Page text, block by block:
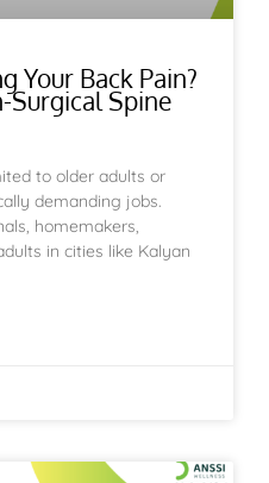
Your Back Pain?
Surgical Spine
to older adults or
demanding jobs.
homemakers,
in cities like Kalyan